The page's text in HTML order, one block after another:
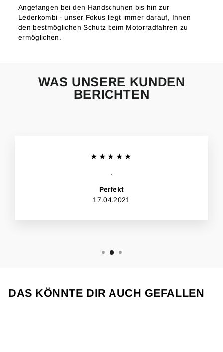
Angefangen bei den Handschuhen bis hin zur
Lederkombi - unser Fokus liegt immer darauf, Ihnen
den bestmöglichen Schutz beim Motorradfahren zu
ermöglichen.
WAS UNSERE KUNDEN
BERICHTEN
★★★★★
.
Perfekt
17.04.2021
DAS KÖNNTE DIR AUCH GEFALLEN